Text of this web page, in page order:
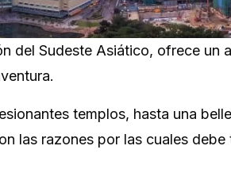
del Sudeste Asiático, ofrece un
templos, hasta una
las razones por las cuales